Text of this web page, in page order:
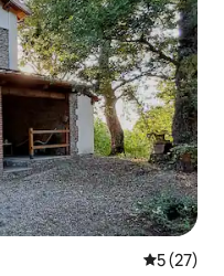
Prosječna
5 (27)